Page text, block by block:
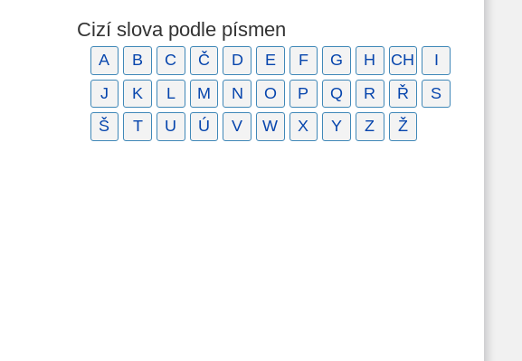
Cizí slova podle písmen
A B C Č D E F G H CH
I
J
K L M N O P Q R Ř
S
Š
T U Ú V W X Y Z Ž